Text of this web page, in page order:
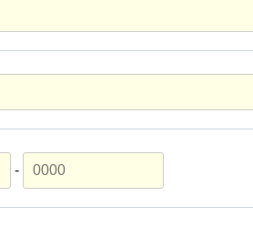
-